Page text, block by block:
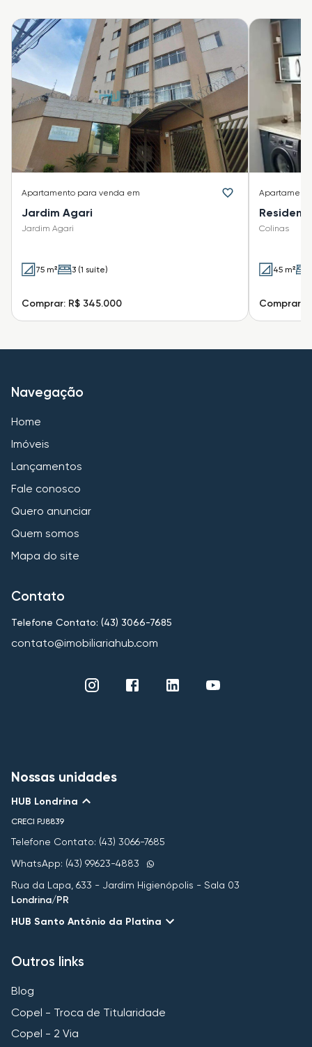
Apartamento para venda em
Jardim Agari
Jardim Agari
75 m² 3 (1 suíte)
Comprar: R$ 345.000
Colinas
45 m²
Comprar:
Navegação
Home
Imóveis
Lançamentos
Fale conosco
Quero anunciar
Quem somos
Mapa do site
Contato
Telefone Contato: (43) 3066-7685
contato@imobiliariahub.com
Nossas unidades
HUB Londrina
CRECI PJ8839
Telefone Contato: (43) 3066-7685
WhatsApp: (43) 99623-4883
Rua da Lapa, 633 - Jardim Higienópolis - Sala 03
Londrina/PR
HUB Santo Antônio da Platina
Outros links
Blog
Copel - Troca de Titularidade
Copel - 2 Via